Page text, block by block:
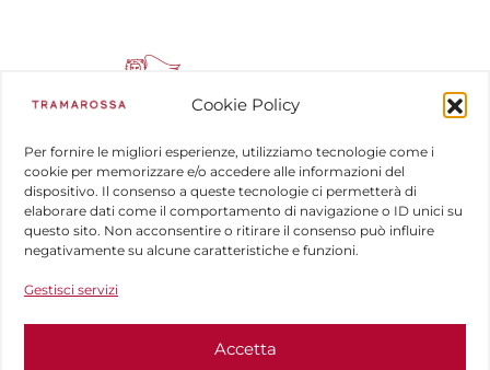
Cookie Policy
Per fornire le migliori esperienze, utilizziamo tecnologie come i
cookie per memorizzare e/o accedere alle informazioni del
dispositivo. Il consenso a queste tecnologie ci permetterà di
elaborare dati come il comportamento di navigazione o ID unici su
questo sito. Non acconsentire o ritirare il consenso può influire
negativamente su alcune caratteristiche e funzioni.
Gestisci servizi
Accetta
COMPANY
HELP